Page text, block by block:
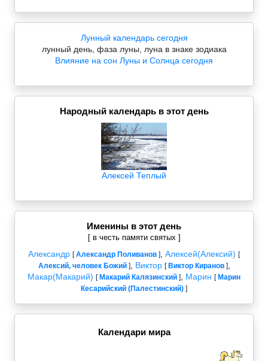
Лунный календарь сегодня
лунный день, фаза луны, луна в знаке зодиака
Влияние на сон Луны и Солнца сегодня
Народный календарь в этот день
Алексей Теплый
Именины в этот день
[ в честь памяти святых ]
Александр [Александр Поливанов ] Алексей(Алексий) [
Алексий, человек Божий], Виктор [ Виктор Киранов],
Макар(Макарий) [ Макарий Калязинский ] Марин [ Марин
Кесарийский (Палестинский) ]
Календари мира